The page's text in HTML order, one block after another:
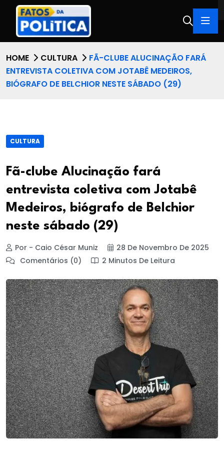
HOME CULTURA
FÃ-CLUBE ALUCINAÇÃO FARÁ
ENTREVISTA COLETIVA COM JOTABÊ MEDEIROS,
BIÓGRAFO DE BELCHIOR NESTE SÁBADO (29)
CULTURA
Fã-clube Alucinação fará
entrevista coletiva com Jotabê
Medeiros, biógrafo de Belchior
neste sábado (29)
Por - Caio César Muniz
28 De Novembro De 2025
Comentários (0)
2 Minutos De Leitura